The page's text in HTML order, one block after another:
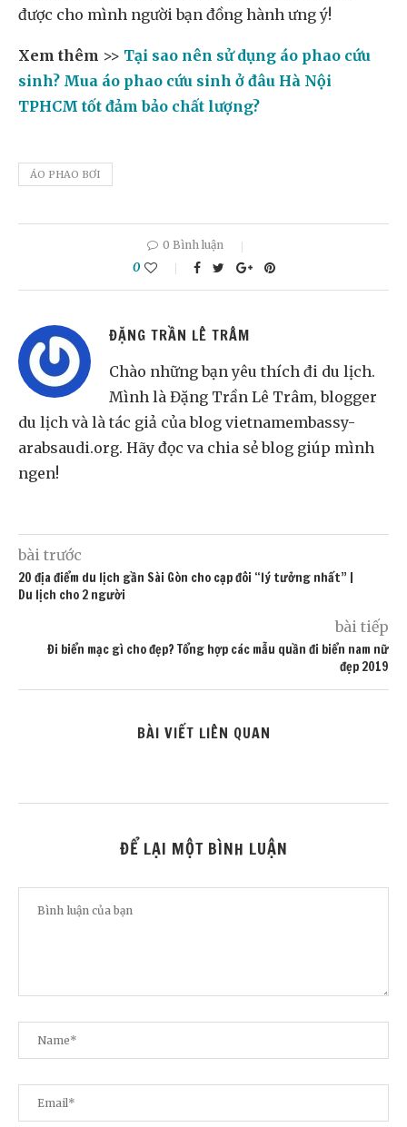
được cho mình người bạn đồng hành ưng ý!
Xem thêm >> Tại sao nên sử dụng áo phao cứu
sinh? Mua áo phao cứu sinh ở đâu Hà Nội
TPHCM tốt đảm bảo chất lượng?
ÁO PHAO BƠI
0 Bình luận
0
ĐẶNG TRẦN LÊ TRÂM
Chào những bạn yêu thích đi du lịch.
Mình là Đặng Trần Lê Trâm, blogger
du lịch và là tác giả của blog vietnamembassy-
arabsaudi.org. Hãy đọc va chia sẻ blog giúp mình
ngen!
bài trước
20 địa điểm du lịch gần Sài Gòn cho cặp đôi “lý tưởng nhất” |
Du lịch cho 2 người
bài tiếp
Đi biển mặc gì cho đẹp? Tổng hợp các mẫu quần đi biển nam nữ
đẹp 2019
BÀI VIẾT LIÊN QUAN
ĐỂ LẠI MỘT BÌNH LUẬN